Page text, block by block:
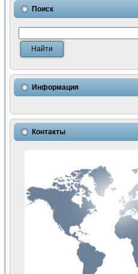
Аппаратно-
Виртуальный
Измерение шумовых
Измерительный
Использование NI
Исследовние
Математическое
Применение
Симуляция отклика
Автоматизация
Разработка
Применение среды
Портативная
Использование
Устройство для
Передовые научные
Визуализация
Виртуальный
Поиск
Информация
Контакты